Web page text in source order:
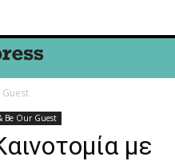
Guest
Be Our Guest
με